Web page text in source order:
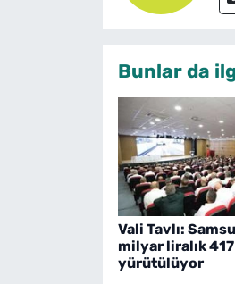
Bunlar da
Vali Tavlı:
milyar liralık
yürütülüyor